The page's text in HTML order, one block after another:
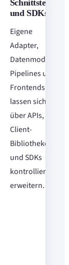
Schnittstellen
und SDKs
Eigene
Adapter,
Datenmodelle,
Pipelines und
Frontends
lassen sich
über APIs,
Client-
Bibliotheken
und SDKs
kontrolliert
erweitern.